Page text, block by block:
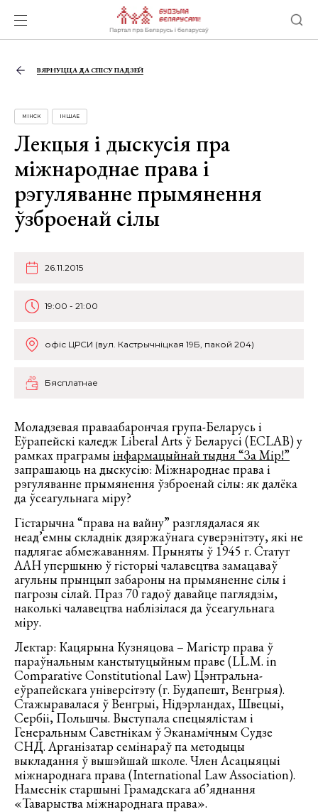
ВЯРНУЦЦА ДА СПІСУ ПАДЗЕЙ
МІНСК ІНШАЕ
Лекцыя і дыскусія пра
міжнароднае права і
рэгуляванне прымянення
ўзброенай сілы
26.11.2015
19:00 - 21:00
офіс ЦРСИ (вул. Кастрычніцкая 19Б, пакой 204)
Бясплатнае
Моладзевая праваабарончая група-Беларусь і
Еўрапейскі каледж Liberal Arts ў Беларусі (ECLAB) у
рамках праграмыінфармацыйнай тыдня “За Мір!”
запрашаюць на дыскусію: Міжнароднае права і
рэгуляванне прымянення ўзброенай сілы: як далёка
да ўсеагульнага міру?
Гістарычна “права на вайну” разглядалася як
неад’емны складнік дзяржаўнага суверэнітэту, які не
падлягае абмежаванням. Прыняты ў 1945 г. Статут
ААН упершыню ў гісторыі чалавецтва замацаваў
агульны прынцып забароны на прымяненне сілы і
пагрозы сілай. Праз 70 гадоў давайце паглядзім,
наколькі чалавецтва наблізілася да ўсеагульнага
міру.
Лектар: Кацярына Кузняцова – Магістр права ў
параўнальным канстытуцыйным праве (LL.M. in
Comparative Constitutional Law) Цэнтральна-
еўрапейскага універсітэту (г. Будапешт, Венгрыя).
Стажыравалася ў Венгрыі, Нідэрландах, Швецыі,
Сербіі, Польшчы. Выступала спецыялістам і
Генеральным Саветнікам ў Эканамічным Судзе
СНД. Арганізатар семінараў па методыцы
выкладання ў вышэйшай школе. Член Асацыяцыі
міжнароднага права (International Law Association).
Намеснік старшыні Грамадскага аб’яднання
«Таварыства міжнароднага права».